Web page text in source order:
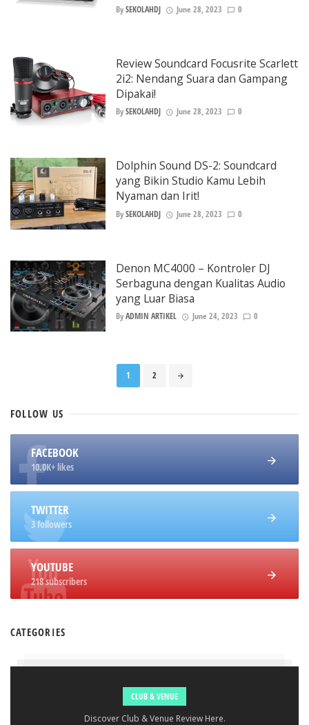
BySEKOLAHDJ June 28, 2023 0
Review Soundcard Focusrite Scarlett
2i2: Nendang Suara dan Gampang
Dipakai!
BySEKOLAHDJ June 28, 2023 0
Dolphin Sound DS-2: Soundcard
yang Bikin Studio Kamu Lebih
Nyaman dan Irit!
BySEKOLAHDJ June 28, 2023 0
Denon MC4000 – Kontroler DJ
Serbaguna dengan Kualitas Audio
yang Luar Biasa
ByADMIN ARTIKEL June 24, 2023 0
1 2
FOLLOW US
FACEBOOK
10.0K+ likes
TWITTER
3 followers
YOUTUBE
218 subscribers
CATEGORIES
CLUB & VENUE
Discover Club & Venue Review Here.